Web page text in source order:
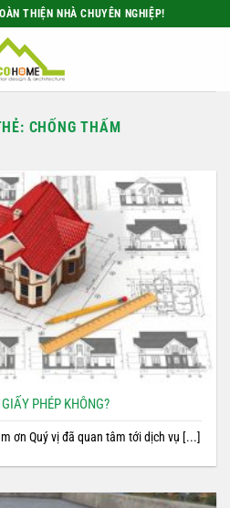
THIỆN NHÀ CHUYÊN NGHIỆP!
CHỐNG THẤM
PHÉP KHÔNG?
ơn Quý vị đã quan tâm tới dịch vụ [...]